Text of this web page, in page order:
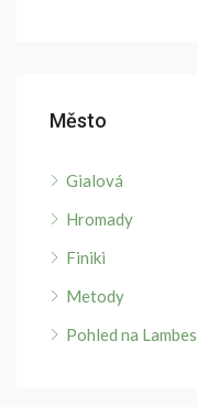
Město
Gialová
Hromady
Finiki
Metody
Pohled na Lambes